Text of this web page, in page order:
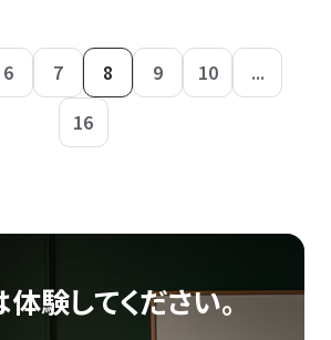
6 7 8 9 10
...
16
体験してください。